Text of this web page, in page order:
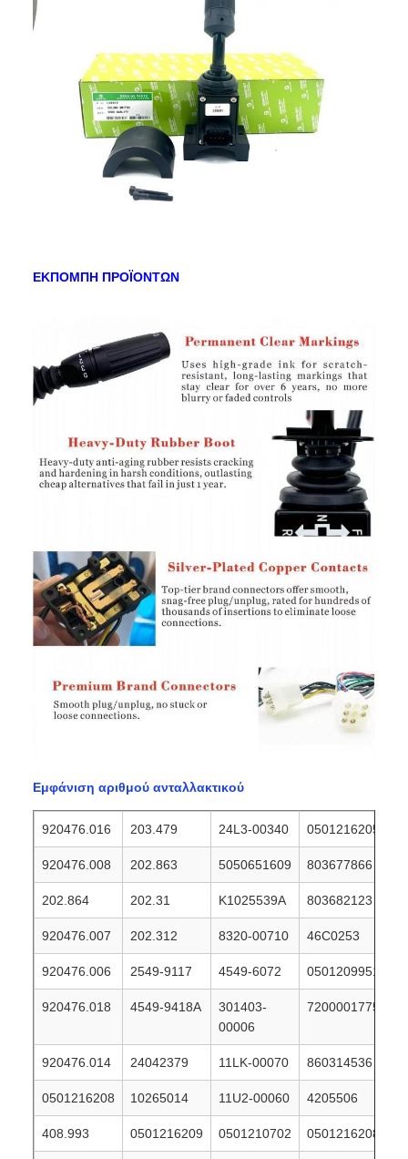
ΕΚΠΟΜΠΗ ΠΡΟΪΟΝΤΩΝ
Εμφάνιση αριθμού ανταλλακτικού
920476.016 203.479 24L3-00340 0501216205
920476.008 202.863 5050651609 803677866
202.864 202.31 K1025539A 803682123
920476.007 202.312 8320-00710 46C0253
920476.006 2549-9117 4549-6072 0501209951
920476.018 4549-9418Α
301403-
00006
7200001775
920476.014 24042379 11LK-00070 860314536
0501216208 10265014 11U2-00060 4205506
408.993 0501216209 0501210702 0501216208